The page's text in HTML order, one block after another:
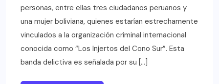
personas, entre ellas tres ciudadanos peruanos y
una mujer boliviana, quienes estarían estrechamente
vinculados a la organización criminal internacional
conocida como “Los Injertos del Cono Sur”. Esta
banda delictiva es señalada por su […]